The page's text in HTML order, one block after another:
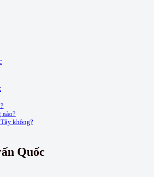
nào?
không?
Quốc